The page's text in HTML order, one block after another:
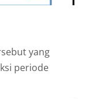
yang
periode